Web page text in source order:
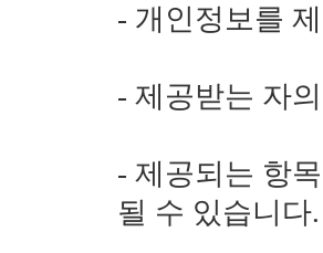
- 개인정보를
- 제공받는 자
- 제공되는 항
될 수 있습니다.